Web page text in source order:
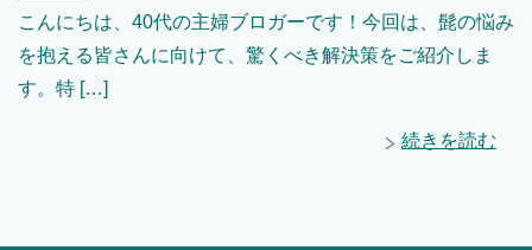
こんにちは、40代の主婦ブロガーです！今回は、髭の悩み
を抱える皆さんに向けて、驚くべき解決策をご紹介しま
す。特 […]
続きを読む